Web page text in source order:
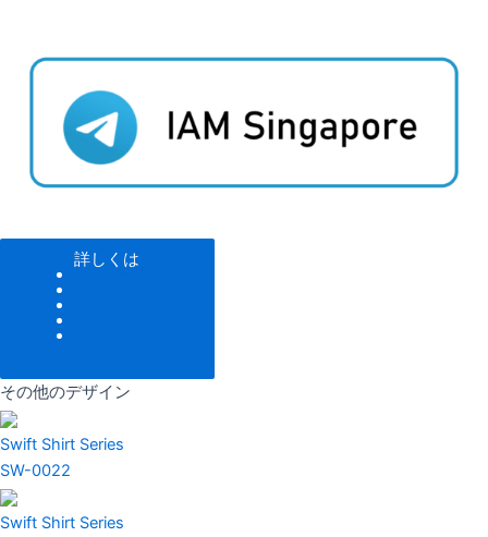
詳しくは
色調
その他のデザイン
Swift Shirt Series
SW-0022
Swift Shirt Series